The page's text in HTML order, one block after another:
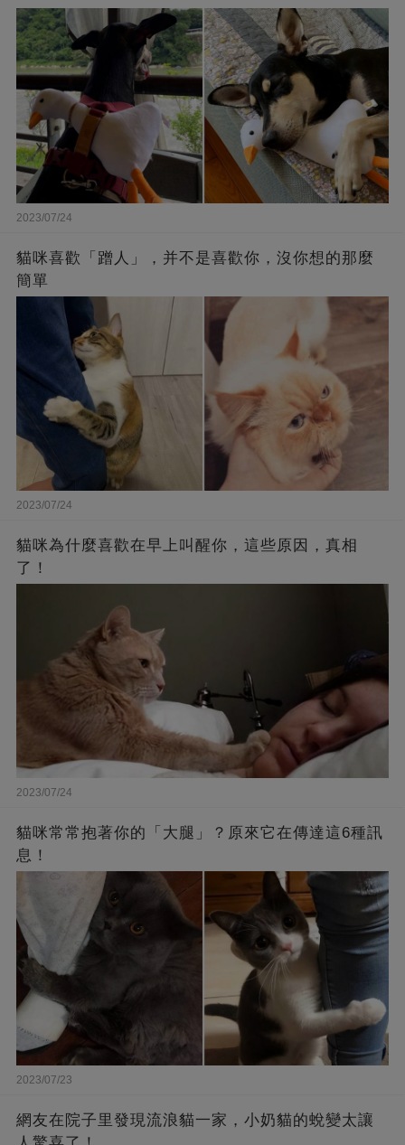
2023/07/24
貓咪喜歡「蹭人」，并不是喜歡你，沒你想的那麼
簡單
2023/07/24
貓咪為什麼喜歡在早上叫醒你，這些原因，真相
了！
2023/07/24
貓咪常常抱著你的「大腿」？原來它在傳達這6種訊
息！
2023/07/23
網友在院子里發現流浪貓一家，小奶貓的蛻變太讓